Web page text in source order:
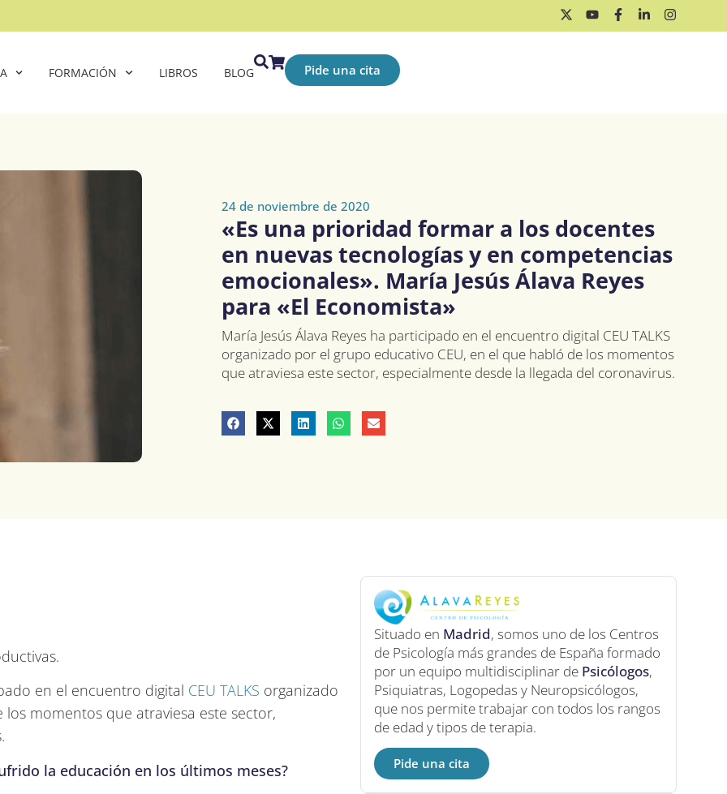
FORMACIÓN LIBROS BLOG Pide una cita
24 de noviembre de 2020
«Es una prioridad formar a los docentes
en nuevas tecnologías y en competencias
emocionales». María Jesús Álava Reyes
para «El Economista»
María Jesús Álava Reyes ha participado en el encuentro digital CEU TALKS
organizado por el grupo educativo CEU, en el que habló de los momentos
que atraviesa este sector, especialmente desde la llegada del coronavirus.
en el encuentro digital CEU TALKS organizado
momentos que atraviesa este sector,
la educación en los últimos meses?
Situado en Madrid, somos uno de los Centros
de Psicología más grandes de España formado
por un equipo multidisciplinar de Psicólogos,
Psiquiatras, Logopedas y Neuropsicólogos,
que nos permite trabajar con todos los rangos
de edad y tipos de terapia.
Pide una cita